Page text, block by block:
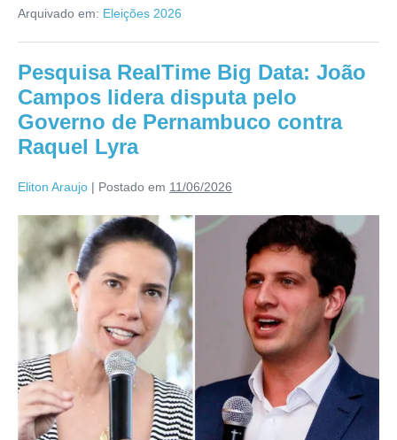
Arquivado em: Eleições 2026
Pesquisa RealTime Big Data: João
Campos lidera disputa pelo
Governo de Pernambuco contra
Raquel Lyra
Eliton Araujo | Postado em 11/06/2026